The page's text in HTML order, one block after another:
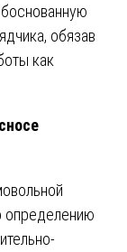
обязав
как
определению